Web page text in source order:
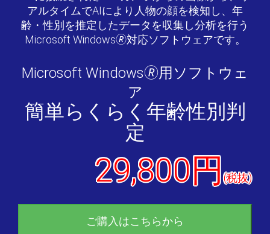
アルタイムでAIにより人物の顔を検知し、年
齢・性別を推定したデータを収集し分析を行う
Microsoft Windows🄬対応ソフトウェアです。
Microsoft Windows🄬用ソフトウェ
ア
簡単らくらく年齢性別判
定
29,800円(税抜)
ご購入はこちらから